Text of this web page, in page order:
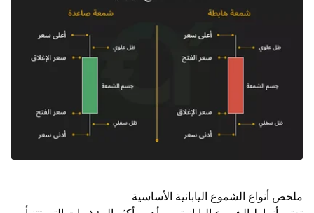
ملخص أنواع الشموع اليابانية الأساسية